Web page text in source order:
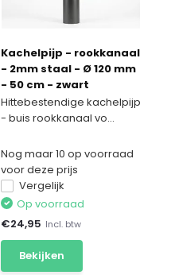
Kachelpijp - rookkanaal
- 2mm staal - Ø 120 mm
- 50 cm - zwart
Hittebestendige kachelpijp
- buis rookkanaal vo...
Nog maar 10 op voorraad
voor deze prijs
Vergelijk
Op voorraad
€24,95 Incl. btw
Bekijken